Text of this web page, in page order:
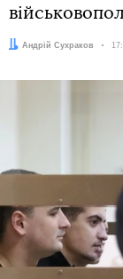
Автор:
Андрій Сухраков